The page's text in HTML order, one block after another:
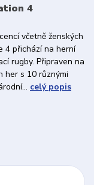
4
včetně ženských
4 přichází na herní
rugby. Připraven na
her s 10 různými
celý popis